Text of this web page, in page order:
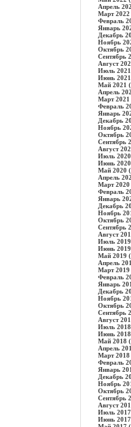
Апрель
Март 2022
Февраль
Январь
Декабрь
Ноябрь
Октябрь
Сентябрь
Август
Июль
Июнь
Май 2021
Апрель
Март 2021
Февраль
Январь
Декабрь
Ноябрь
Октябрь
Сентябрь
Август
Июль
Июнь
Май 2020
Апрель
Март 2020
Февраль
Январь
Декабрь
Ноябрь
Октябрь
Сентябрь
Август
Июль
Июнь
Май 2019
Апрель
Март 2019
Февраль
Январь
Декабрь
Ноябрь
Октябрь
Сентябрь
Август
Июль
Июнь
Май 2018
Апрель
Март 2018
Февраль
Январь
Декабрь
Ноябрь
Октябрь
Сентябрь
Август
Июль
Июнь